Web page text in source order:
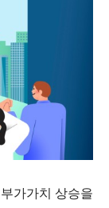
부가가치 상승을